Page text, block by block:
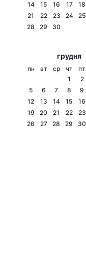
14
15 16 17 18
21
22 23 24 25
28
29 30
грудня
пн вт ср чт пт
1
2
5
6 7 8 9
12
13 14 15 16
19
20 21 22 23
26
27 28 29 30